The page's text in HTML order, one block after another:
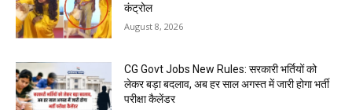
कंट्रोल
August 8, 2026
CG Govt Jobs New Rules: सरकारी भर्तियों को
लेकर बड़ा बदलाव, अब हर साल अगस्त में जारी होगा भर्ती
परीक्षा कैलेंडर